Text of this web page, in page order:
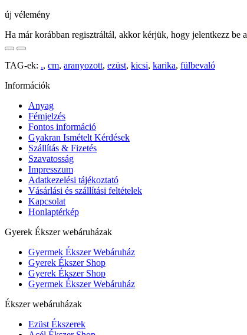
új vélemény
Ha már korábban regisztráltál, akkor kérjük, hogy jelentkezz be a
TAG-ek: ., cm, aranyozott, ezüst, kicsi, karika, fülbevaló
Információk
Anyag
Fémjelzés
Fontos információ
Gyakran Ismételt Kérdések
Szállítás & Fizetés
Szavatosság
Impresszum
Adatkezelési tájékoztató
Vásárlási és szállítási feltételek
Kapcsolat
Honlaptérkép
Gyerek Ékszer webáruházak
Gyermek Ékszer Webáruház
Gyerek Ékszer Shop
Gyerek Ékszer Shop
Gyermek Ékszer Webáruház
Ékszer webáruházak
Ezüst Ékszerek